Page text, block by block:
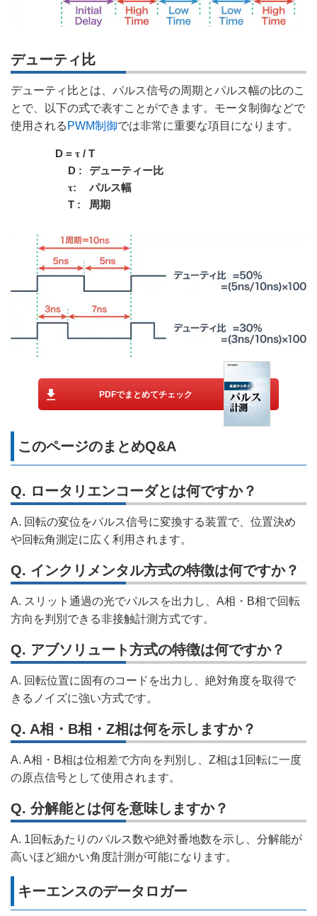
デューティ比
デューティ比とは、パルス信号の周期とパルス幅の比のこ
とで、以下の式で表すことができます。モータ制御などで
使用される PWM制御では非常に重要な項目になります。
D = τ/ T
D :
デューティー比
τ:
パルス幅
T :
周期
PDFでまとめてチェック
このページのまとめQ&A
Q. ロータリエンコーダとは何ですか？
A. 回転の変位をパルス信号に変換する装置で、位置決め
や回転角測定に広く利用されます。
Q. インクリメンタル方式の特徴は何ですか？
A. スリット通過の光でパルスを出力し、A相・B相で回転
方向を判別できる非接触計測方式です。
Q. アブソリュート方式の特徴は何ですか？
A. 回転位置に固有のコードを出力し、絶対角度を取得で
きるノイズに強い方式です。
Q. A相・B相・Z相は何を示しますか？
A. A相・B相は位相差で方向を判別し、Z相は1回転に一度
の原点信号として使用されます。
Q. 分解能とは何を意味しますか？
A. 1回転あたりのパルス数や絶対番地数を示し、分解能が
高いほど細かい角度計測が可能になります。
キーエンスのデータロガー